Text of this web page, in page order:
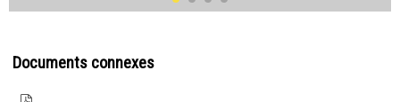
Documents connexes